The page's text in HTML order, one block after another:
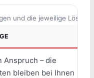
und die jeweilige Lösung
Anspruch – die
bleiben bei Ihnen